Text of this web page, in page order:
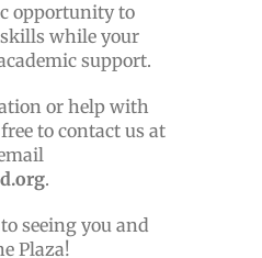
opportunity to
while your
support.
or help with
to contact us at
.
seeing you and
Plaza!